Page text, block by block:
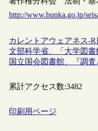
http://www.bunka.go.jp/
カレントアウェアネス-R
文部科学省、「大学図
国立国会図書館、『調
累計アクセス数:3482
印刷用ページ